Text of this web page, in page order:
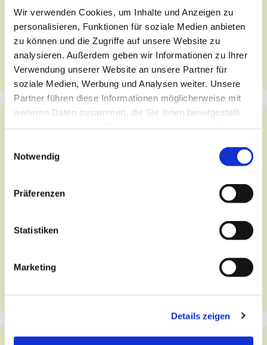
Wir verwenden Cookies, um Inhalte und Anzeigen zu
personalisieren, Funktionen für soziale Medien anbieten
zu können und die Zugriffe auf unsere Website zu
analysieren. Außerdem geben wir Informationen zu Ihrer
Verwendung unserer Website an unsere Partner für
soziale Medien, Werbung und Analysen weiter. Unsere
Partner führen diese Informationen möglicherweise mit
weiteren Daten zusammen, die Sie ihnen bereitgestellt
Notwendig
Präferenzen
Statistiken
Marketing
Details zeigen
+49 30 216 30 57
pfarrer.wieneke@st-matthias-berlin.de
Als vCard per E-Mail verschicken
Als vCard herunterladen
Pfarrvikar